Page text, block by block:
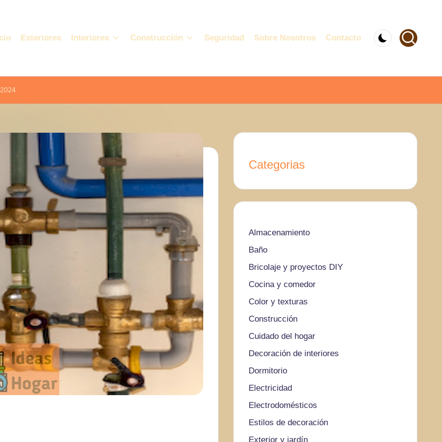
Exteriores Interiores Construcción Seguridad Sobre Nosotros Contacto
Categorias
Almacenamiento
Baño
Bricolaje y proyectos DIY
Cocina y comedor
Color y texturas
Construcción
Cuidado del hogar
Decoración de interiores
Dormitorio
Electricidad
Electrodomésticos
Estilos de decoración
Exterior y jardín